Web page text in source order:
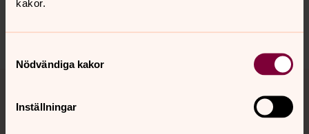
kakor.
Nödvändiga kakor
Inställningar
genarp.forsamling@svenskakyrkan.se
Dela
Tillbaka till toppen
Tillbaka till innehållet